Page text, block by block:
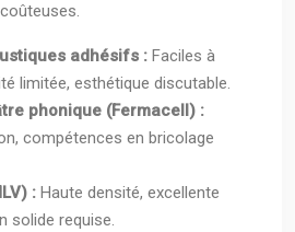
adhésifs : Faciles à
limitée, esthétique discutable.
phonique (Fermacell) :
compétences en bricolage
: Haute densité, excellente
solide requise.